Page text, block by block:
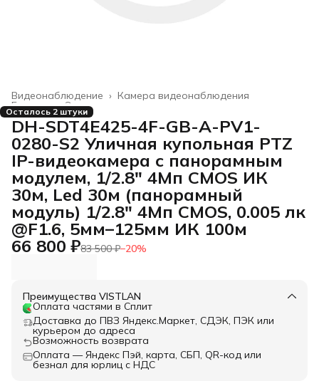
Камера видеонаблюдения
Видеонаблюдение ›
Электроника
Главная ›
Осталось 2 штуки
DH-SDT4E425-4F-GB-A-PV1-
0280-S2 Уличная купольная PTZ
IP-видеокамера с панорамным
модулем, 1/2.8" 4Мп CMOS ИК
30м, Led 30м (панорамный
модуль) 1/2.8" 4Мп CMOS, 0.005 лк
@F1.6, 5мм–125мм ИК 100м
66 800 ₽83 500 ₽−20%
Преимущества VISTLAN
Оплата частями в Сплит
Доставка до ПВЗ Яндекс.Маркет, СДЭК, ПЭК или
курьером до адреса
Возможность возврата
Оплата — Яндекс Пэй, карта, СБП, QR-код или
безнал для юрлиц с НДС